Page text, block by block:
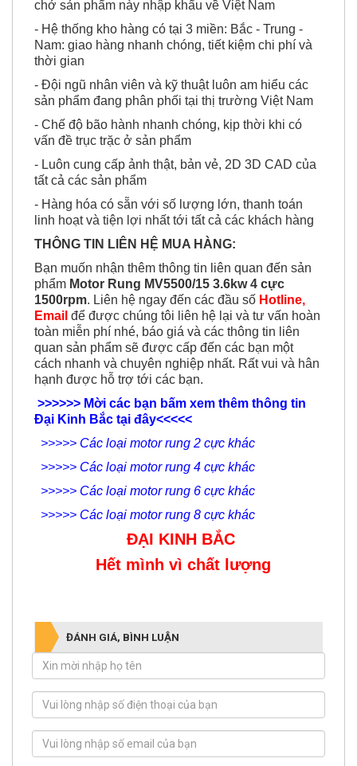
- Hệ thống kho hàng có tại 3 miền: Bắc - Trung -
Nam: giao hàng nhanh chóng, tiết kiệm chi phí và
thời gian
- Đội ngũ nhân viên và kỹ thuật luôn am hiểu các
sản phẩm đang phân phối tại thị trường Việt Nam
- Chế độ bão hành nhanh chóng, kịp thời khi có
vấn đề trục trặc ở sản phẩm
- Luôn cung cấp ảnh thật, bản vẻ, 2D 3D CAD của
tất cả các sản phẩm
- Hàng hóa có sẵn với số lượng lớn, thanh toán
linh hoạt và tiện lợi nhất tới tất cả các khách hàng
THÔNG TIN LIÊN HỆ MUA HÀNG:
Bạn muốn nhận thêm thông tin liên quan đến sản
phẩmMotor Rung MV5500/15 3.6kw 4 cực
1500rpm. Liên hệ ngay đến các đầu số Hotline,
Emailđể được chúng tôi liên hệ lại và tư vấn hoàn
toàn miễn phí nhé, báo giá và các thông tin liên
quan sản phẩm sẽ được cấp đến các bạn một
cách nhanh và chuyên nghiệp nhất. Rất vui và hân
hạnh được hỗ trợ tới các bạn.
>>>>>> Mời các bạn bấm xem thêm thông tin
Đại Kinh Bắc tại đây<<<<<
>>>>>Các loại motor rung 2 cực khác
>>>>> Các loại motor rung 4 cực khác
>>>>> Các loại motor rung 6 cực khác
>>>>> Các loại motor rung 8 cực khác
ĐẠI KINH BẮC
Hết mình vì chất lượng